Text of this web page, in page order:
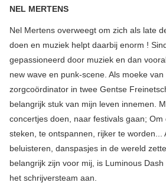
NEL MERTENS
Nel Mertens overweegt om zich als late
doen en muziek helpt daarbij enorm !
gepassioneerd door muziek en dan
new wave en punk-scene. Als moeke
zorgcoördinator in twee Gentse
belangrijk stuk van mijn leven innemen.
concertjes doen, naar festivals gaan;
steken, te ontspannen, rijker te worden...
beluisteren, danspasjes in de wereld
belangrijk zijn voor mij, is Luminous
het schrijversteam aan.